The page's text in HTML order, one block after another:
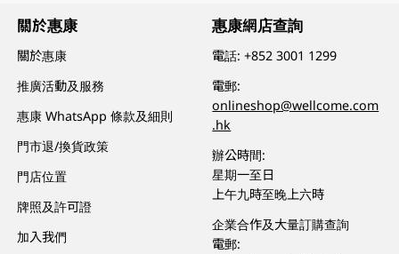
關於惠康
關於惠康
推廣活動及服務
惠康 WhatsApp 條款及細則
門市退/換貨政策
門店位置
牌照及許可證
加入我們
惠康網店查詢
電話:+852 3001 1299
電郵:
onlineshop@wellcome.com
.hk
辦公時間:
星期一至日
上午九時至晚上六時
企業合作及大量訂購查詢
電郵: